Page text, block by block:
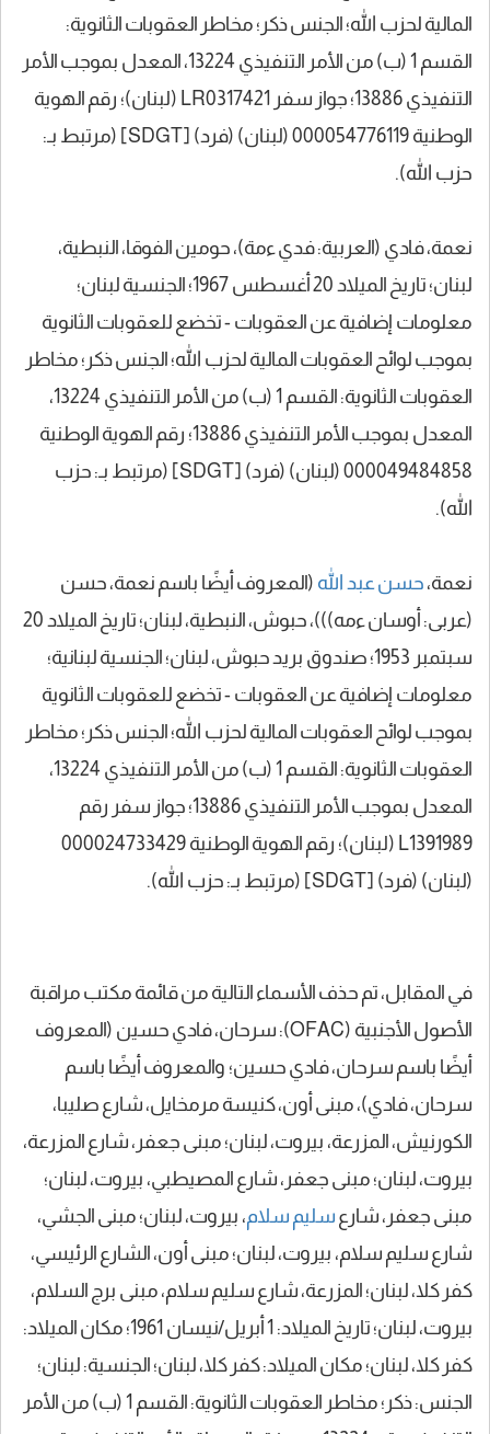
المالية لحزب الله؛ الجنس ذكر؛ مخاطر العقوبات الثانوية:
القسم 1 (ب) من الأمر التنفيذي 13224، المعدل بموجب الأمر
التنفيذي 13886؛ جواز سفر LR0317421 (لبنان)؛ رقم الهوية
الوطنية 000054776119 (لبنان) (فرد) [SDGT] (مرتبط بـ:
حزب الله).
نعمة، فادي (العربية: فدي ءمة)، حومين الفوقا، النبطية،
لبنان؛ تاريخ الميلاد 20 أغسطس 1967؛ الجنسية لبنان؛
معلومات إضافية عن العقوبات - تخضع للعقوبات الثانوية
بموجب لوائح العقوبات المالية لحزب الله؛ الجنس ذكر؛ مخاطر
العقوبات الثانوية: القسم 1 (ب) من الأمر التنفيذي 13224،
المعدل بموجب الأمر التنفيذي 13886؛ رقم الهوية الوطنية
000049484858 (لبنان) (فرد) [SDGT] (مرتبط بـ: حزب
الله).
نعمة، حسن عبد الله (المعروف أيضًا باسم نعمة، حسن
(عربى: أوسان ءمه)))، حبوش، النبطية، لبنان؛ تاريخ الميلاد 20
سبتمبر 1953؛ صندوق بريد حبوش، لبنان؛ الجنسية لبنانية؛
معلومات إضافية عن العقوبات - تخضع للعقوبات الثانوية
بموجب لوائح العقوبات المالية لحزب الله؛ الجنس ذكر؛ مخاطر
العقوبات الثانوية: القسم 1 (ب) من الأمر التنفيذي 13224،
المعدل بموجب الأمر التنفيذي 13886؛ جواز سفر رقم
L1391989 (لبنان)؛ رقم الهوية الوطنية 000024733429
(لبنان) (فرد) [SDGT] (مرتبط بـ: حزب الله).
في المقابل، تم حذف الأسماء التالية من قائمة مكتب مراقبة
الأصول الأجنبية (OFAC): سرحان، فادي حسين (المعروف
أيضًا باسم سرحان، فادي حسين؛ والمعروف أيضًا باسم
سرحان، فادي)، مبنى أون، كنيسة مرمخايل، شارع صليبا،
الكورنيش، المزرعة، بيروت، لبنان؛ مبنى جعفر، شارع المزرعة،
بيروت، لبنان؛ مبنى جعفر، شارع المصيطبي، بيروت، لبنان؛
مبنى جعفر، شارع سليم سلام، بيروت، لبنان؛ مبنى الجشي،
شارع سليم سلام، بيروت، لبنان؛ مبنى أون، الشارع الرئيسي،
كفر كلا، لبنان؛ المزرعة، شارع سليم سلام، مبنى برج السلام،
بيروت، لبنان؛ تاريخ الميلاد: 1 أبريل/نيسان 1961؛ مكان الميلاد:
كفر كلا، لبنان؛ مكان الميلاد: كفر كلا، لبنان؛ الجنسية: لبنان؛
الجنس: ذكر؛ مخاطر العقوبات الثانوية: القسم 1 (ب) من الأمر